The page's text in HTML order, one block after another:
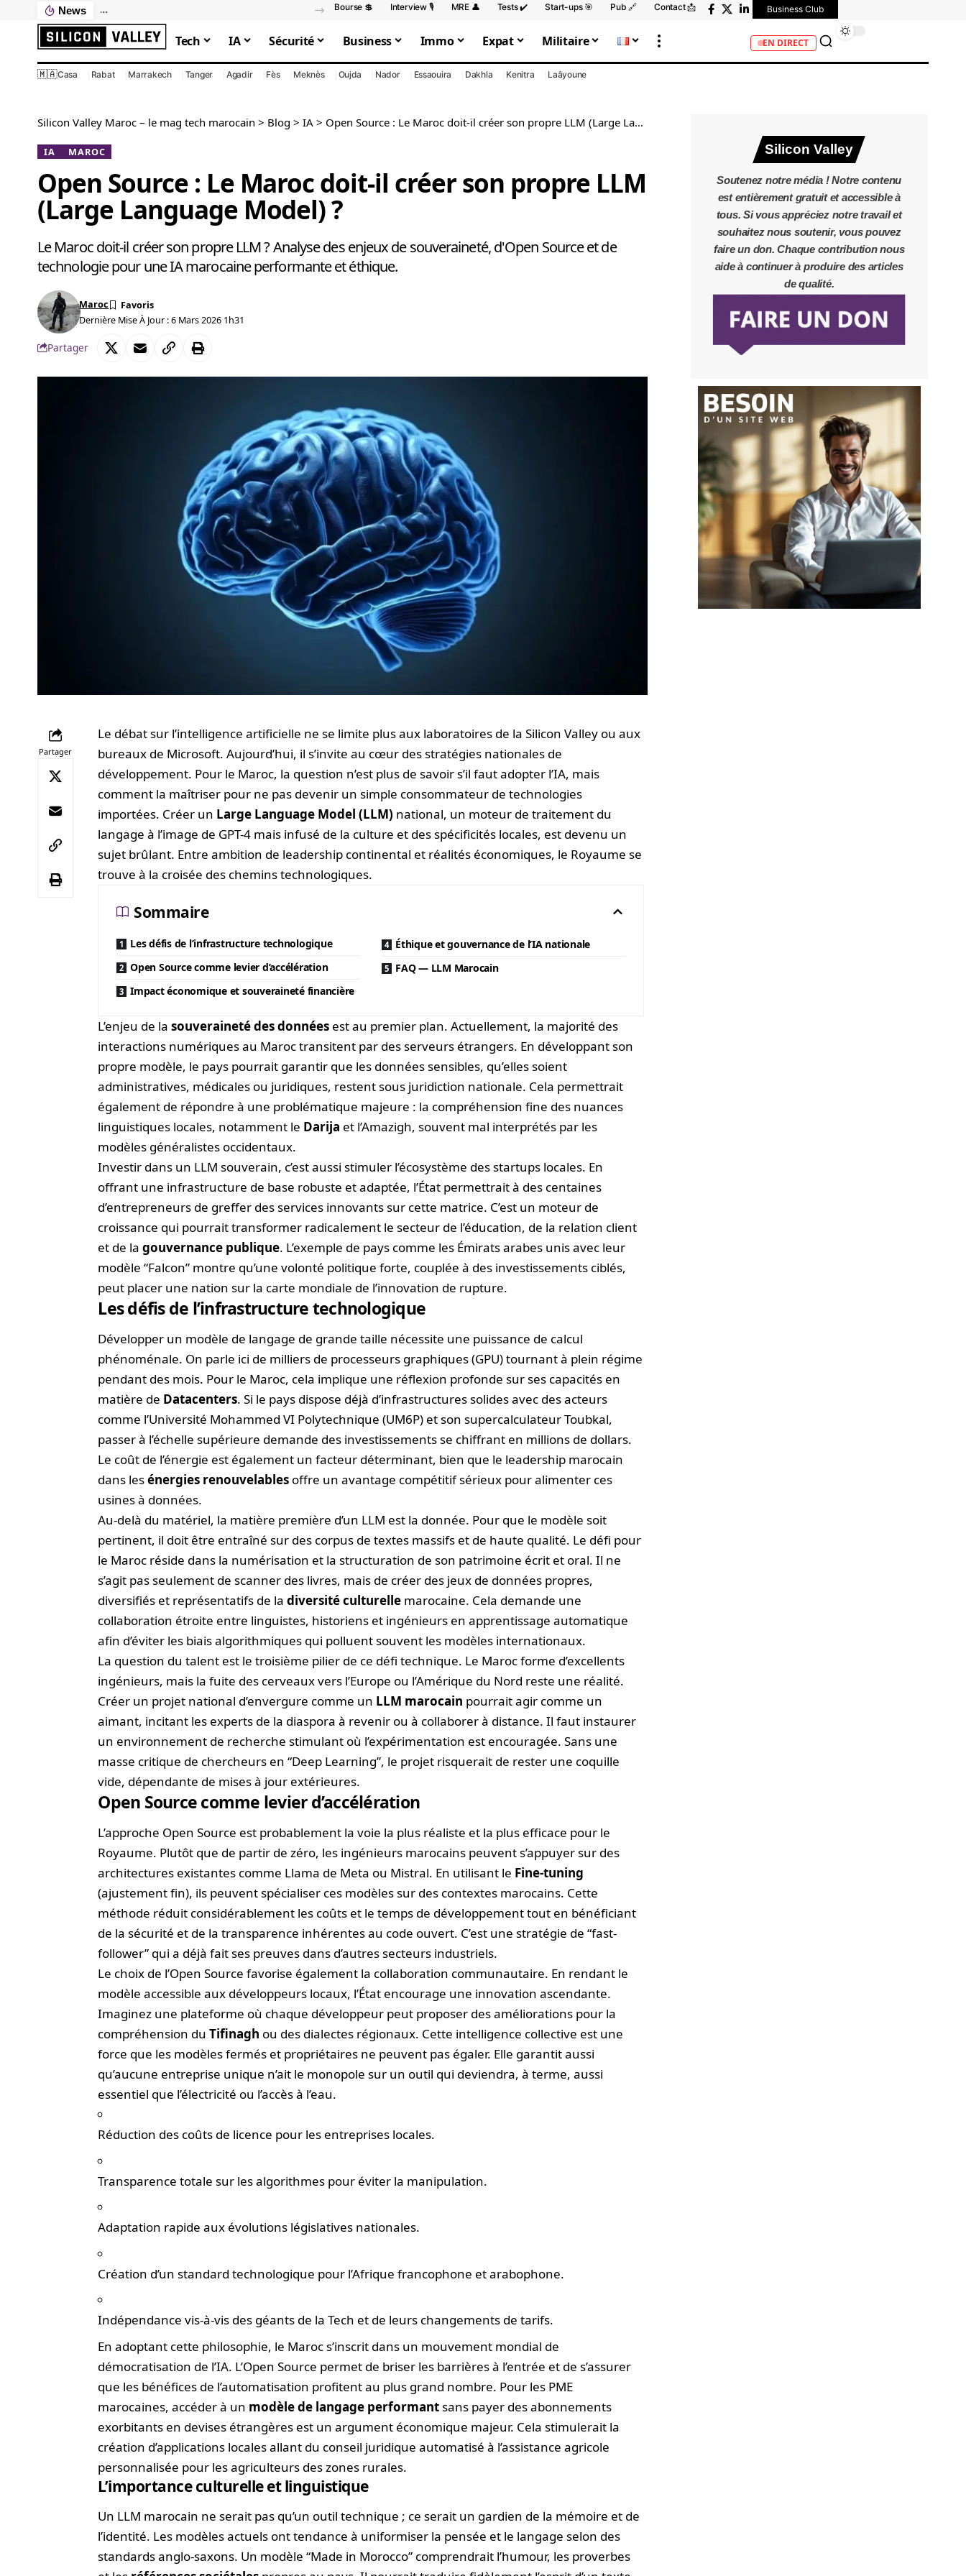
News Bourse 💲 Interview 🎙️ MRE 👤 Tests ✔️ Start-ups 🎯 Pub 🔗 Contact 📩 Business Club
Tech IA Sécurité Business Immo Expat Militaire EN DIRECT
🇲🇦Casa Rabat Marrakech Tanger Agadir Fès Meknès Oujda Nador Essaouira Dakhla Kenitra Laâyoune
Silicon Valley Maroc – le mag tech marocain > Blog > IA > Open Source : Le Maroc doit-il créer son propre LLM (Large Language Model) ?
IA MAROC
Open Source : Le Maroc doit-il créer son propre LLM
(Large Language Model) ?
Le Maroc doit-il créer son propre LLM ? Analyse des enjeux de souveraineté, d'Open Source et de
technologie pour une IA marocaine performante et éthique.
Dernière Mise À Jour : 6 Mars 2026 1h31
Maroc
Partager
Partager
Le débat sur l’intelligence artificielle ne se limite plus aux laboratoires de la Silicon Valley ou aux
bureaux de Microsoft. Aujourd’hui, il s’invite au cœur des stratégies nationales de
développement. Pour le Maroc, la question n’est plus de savoir s’il faut adopter l’IA, mais
comment la maîtriser pour ne pas devenir un simple consommateur de technologies
importées. Créer un Large Language Model (LLM) national, un moteur de traitement du
langage à l’image de GPT-4 mais infusé de la culture et des spécificités locales, est devenu un
sujet brûlant. Entre ambition de leadership continental et réalités économiques, le Royaume se
trouve à la croisée des chemins technologiques.
Sommaire
Les défis de l’infrastructure technologique
Open Source comme levier d’accélération
Impact économique et souveraineté financière
Éthique et gouvernance de l’IA nationale
FAQ — LLM Marocain
L’enjeu de lasouveraineté des données est au premier plan. Actuellement, la majorité des
interactions numériques au Maroc transitent par des serveurs étrangers. En développant son
propre modèle, le pays pourrait garantir que les données sensibles, qu’elles soient
administratives, médicales ou juridiques, restent sous juridiction nationale. Cela permettrait
également de répondre à une problématique majeure : la compréhension fine des nuances
linguistiques locales, notamment le Darija et l’Amazigh, souvent mal interprétés par les
modèles généralistes occidentaux.
Investir dans un LLM souverain, c’est aussi stimuler l’écosystème des startups locales. En
offrant une infrastructure de base robuste et adaptée, l’État permettrait à des centaines
d’entrepreneurs de greffer des services innovants sur cette matrice. C’est un moteur de
croissance qui pourrait transformer radicalement le secteur de l’éducation, de la relation client
et de lagouvernance publique. L’exemple de pays comme les Émirats arabes unis avec leur
modèle “Falcon” montre qu’une volonté politique forte, couplée à des investissements ciblés,
peut placer une nation sur la carte mondiale de l’innovation de rupture.
Les défis de l’infrastructure technologique
Développer un modèle de langage de grande taille nécessite une puissance de calcul
phénoménale. On parle ici de milliers de processeurs graphiques (GPU) tournant à plein régime
pendant des mois. Pour le Maroc, cela implique une réflexion profonde sur ses capacités en
matière de Datacenters. Si le pays dispose déjà d’infrastructures solides avec des acteurs
comme l’Université Mohammed VI Polytechnique (UM6P) et son supercalculateur Toubkal,
passer à l’échelle supérieure demande des investissements se chiffrant en millions de dollars.
Le coût de l’énergie est également un facteur déterminant, bien que le leadership marocain
dans lesénergies renouvelables offre un avantage compétitif sérieux pour alimenter ces
usines à données.
Au-delà du matériel, la matière première d’un LLM est la donnée. Pour que le modèle soit
pertinent, il doit être entraîné sur des corpus de textes massifs et de haute qualité. Le défi pour
le Maroc réside dans la numérisation et la structuration de son patrimoine écrit et oral. Il ne
s’agit pas seulement de scanner des livres, mais de créer des jeux de données propres,
diversifiés et représentatifs de ladiversité culturelle marocaine. Cela demande une
collaboration étroite entre linguistes, historiens et ingénieurs en apprentissage automatique
afin d’éviter les biais algorithmiques qui polluent souvent les modèles internationaux.
La question du talent est le troisième pilier de ce défi technique. Le Maroc forme d’excellents
ingénieurs, mais la fuite des cerveaux vers l’Europe ou l’Amérique du Nord reste une réalité.
Créer un projet national d’envergure comme un LLM marocain pourrait agir comme un
aimant, incitant les experts de la diaspora à revenir ou à collaborer à distance. Il faut instaurer
un environnement de recherche stimulant où l’expérimentation est encouragée. Sans une
masse critique de chercheurs en “Deep Learning”, le projet risquerait de rester une coquille
vide, dépendante de mises à jour extérieures.
Open Source comme levier d’accélération
L’approche Open Source est probablement la voie la plus réaliste et la plus efficace pour le
Royaume. Plutôt que de partir de zéro, les ingénieurs marocains peuvent s’appuyer sur des
architectures existantes comme Llama de Meta ou Mistral. En utilisant le Fine-tuning
(ajustement fin), ils peuvent spécialiser ces modèles sur des contextes marocains. Cette
méthode réduit considérablement les coûts et le temps de développement tout en bénéficiant
de la sécurité et de la transparence inhérentes au code ouvert. C’est une stratégie de “fast-
follower” qui a déjà fait ses preuves dans d’autres secteurs industriels.
Le choix de l’Open Source favorise également la collaboration communautaire. En rendant le
modèle accessible aux développeurs locaux, l’État encourage une innovation ascendante.
Imaginez une plateforme où chaque développeur peut proposer des améliorations pour la
compréhension duTifinagh ou des dialectes régionaux. Cette intelligence collective est une
force que les modèles fermés et propriétaires ne peuvent pas égaler. Elle garantit aussi
qu’aucune entreprise unique n’ait le monopole sur un outil qui deviendra, à terme, aussi
essentiel que l’électricité ou l’accès à l’eau.
Réduction des coûts de licence pour les entreprises locales.
Transparence totale sur les algorithmes pour éviter la manipulation.
Adaptation rapide aux évolutions législatives nationales.
Création d’un standard technologique pour l’Afrique francophone et arabophone.
Indépendance vis-à-vis des géants de la Tech et de leurs changements de tarifs.
En adoptant cette philosophie, le Maroc s’inscrit dans un mouvement mondial de
démocratisation de l’IA. L’Open Source permet de briser les barrières à l’entrée et de s’assurer
que les bénéfices de l’automatisation profitent au plus grand nombre. Pour les PME
marocaines, accéder à un modèle de langage performantsans payer des abonnements
exorbitants en devises étrangères est un argument économique majeur. Cela stimulerait la
création d’applications locales allant du conseil juridique automatisé à l’assistance agricole
personnalisée pour les agriculteurs des zones rurales.
L’importance culturelle et linguistique
Un LLM marocain ne serait pas qu’un outil technique ; ce serait un gardien de la mémoire et de
l’identité. Les modèles actuels ont tendance à uniformiser la pensée et le langage selon des
standards anglo-saxons. Un modèle “Made in Morocco” comprendrait l’humour, les proverbes
Silicon Valley
Soutenez notre média ! Notre contenu
est entièrement gratuit et accessible à
tous. Si vous appréciez notre travail et
souhaitez nous soutenir, vous pouvez
faire un don. Chaque contribution nous
aide à continuer à produire des articles
de qualité.